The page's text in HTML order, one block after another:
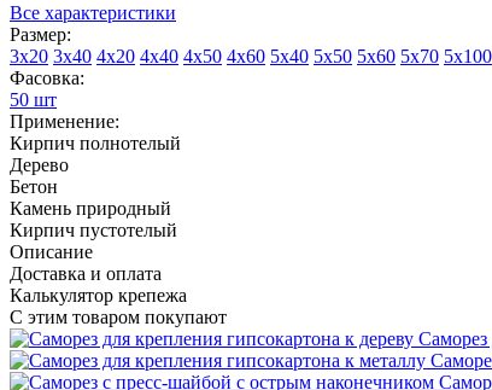
Все характеристики
Размер:
3х20 3х40 4х20 4х40 4х50 4х60 5х40 5х50 5х60 5х70 5х100
Фасовка:
50 шт
Применение:
Кирпич полнотелый
Дерево
Бетон
Камень природный
Кирпич пустотелый
Описание
Доставка и оплата
Калькулятор крепежа
С этим товаром покупают
Саморез